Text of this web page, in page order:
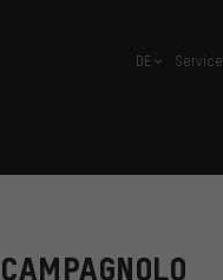
Deutsch
DE Service
CAMPAGNOLO